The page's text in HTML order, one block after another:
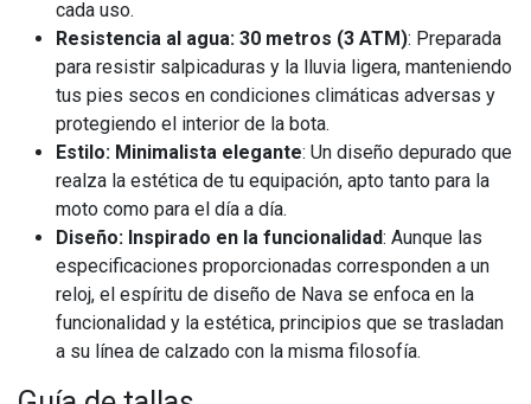
cada uso.
Resistencia al agua: 30 metros (3 ATM): Preparada
para resistir salpicaduras y la lluvia ligera, manteniendo
tus pies secos en condiciones climáticas adversas y
protegiendo el interior de la bota.
Estilo: Minimalista elegante: Un diseño depurado que
realza la estética de tu equipación, apto tanto para la
moto como para el día a día.
Diseño: Inspirado en la funcionalidad: Aunque las
especificaciones proporcionadas corresponden a un
reloj, el espíritu de diseño de Nava se enfoca en la
funcionalidad y la estética, principios que se trasladan
a su línea de calzado con la misma filosofía.